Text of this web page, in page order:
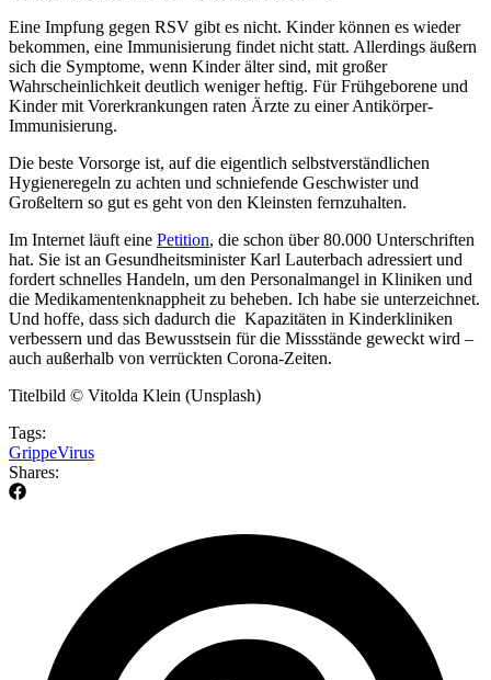
Eine Impfung gegen RSV gibt es nicht. Kinder können es wieder
bekommen, eine Immunisierung findet nicht statt. Allerdings äußern
sich die Symptome, wenn Kinder älter sind, mit großer
Wahrscheinlichkeit deutlich weniger heftig. Für Frühgeborene und
Kinder mit Vorerkrankungen raten Ärzte zu einer Antikörper-
Immunisierung.
Die beste Vorsorge ist, auf die eigentlich selbstverständlichen
Hygieneregeln zu achten und schniefende Geschwister und
Großeltern so gut es geht von den Kleinsten fernzuhalten.
Im Internet läuft eine Petition, die schon über 80.000 Unterschriften
hat. Sie ist an Gesundheitsminister Karl Lauterbach adressiert und
fordert schnelles Handeln, um den Personalmangel in Kliniken und
die Medikamentenknappheit zu beheben. Ich habe sie unterzeichnet.
Und hoffe, dass sich dadurch die Kapazitäten in Kinderkliniken
verbessern und das Bewusstsein für die Missstände geweckt wird –
auch außerhalb von verrückten Corona-Zeiten.
Titelbild © Vitolda Klein (Unsplash)
Tags:
GrippeVirus
Shares: